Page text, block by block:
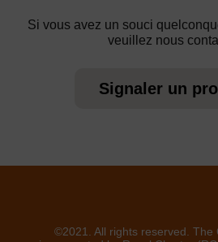
Si vous avez un souci
veuillez nous
Signaler un
©2021. All rights reserved. The